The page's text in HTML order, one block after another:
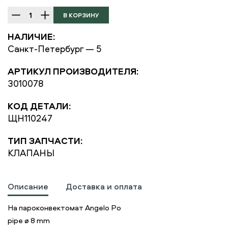
НАЛИЧИЕ:
Санкт-Петербург — 5
АРТИКУЛ ПРОИЗВОДИТЕЛЯ:
3010078
КОД ДЕТАЛИ:
ЩН110247
ТИП ЗАПЧАСТИ:
КЛАПАНЫ
Описание Доставка и оплата
На пароконвектомат Angelo Po
pipe ø 8 mm